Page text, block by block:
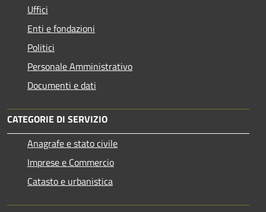
Uffici
Enti e fondazioni
Politici
Personale Amministrativo
Documenti e dati
CATEGORIE DI SERVIZIO
Anagrafe e stato civile
Imprese e Commercio
Catasto e urbanistica